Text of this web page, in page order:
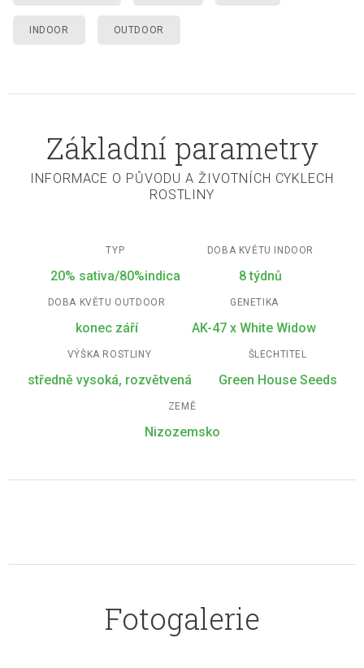
INDOOR OUTDOOR
Základní parametry
INFORMACE O PŮVODU A ŽIVOTNÍCH CYKLECH
ROSTLINY
TYP
20% sativa/80%indica
DOBA KVĚTU INDOOR
8 týdnů
DOBA KVĚTU OUTDOOR
konec září
GENETIKA
AK-47 x White Widow
VÝŠKA ROSTLINY
středně vysoká, rozvětvená
ŠLECHTITEL
Green House Seeds
ZEMĚ
Nizozemsko
Fotogalerie